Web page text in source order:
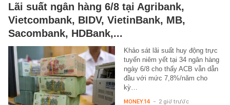
Lãi suất ngân hàng 6/8 tại Agribank,
Vietcombank, BIDV, VietinBank, MB,
Sacombank, HDBank,...
Khảo sát lãi suất huy động trực
tuyến niêm yết tại 34 ngân hàng
ngày 6/8 cho thấy ACB vẫn dẫn
đầu với mức 7,8%/năm cho
kỳ…
MONEY.14 - 2 giờ trước